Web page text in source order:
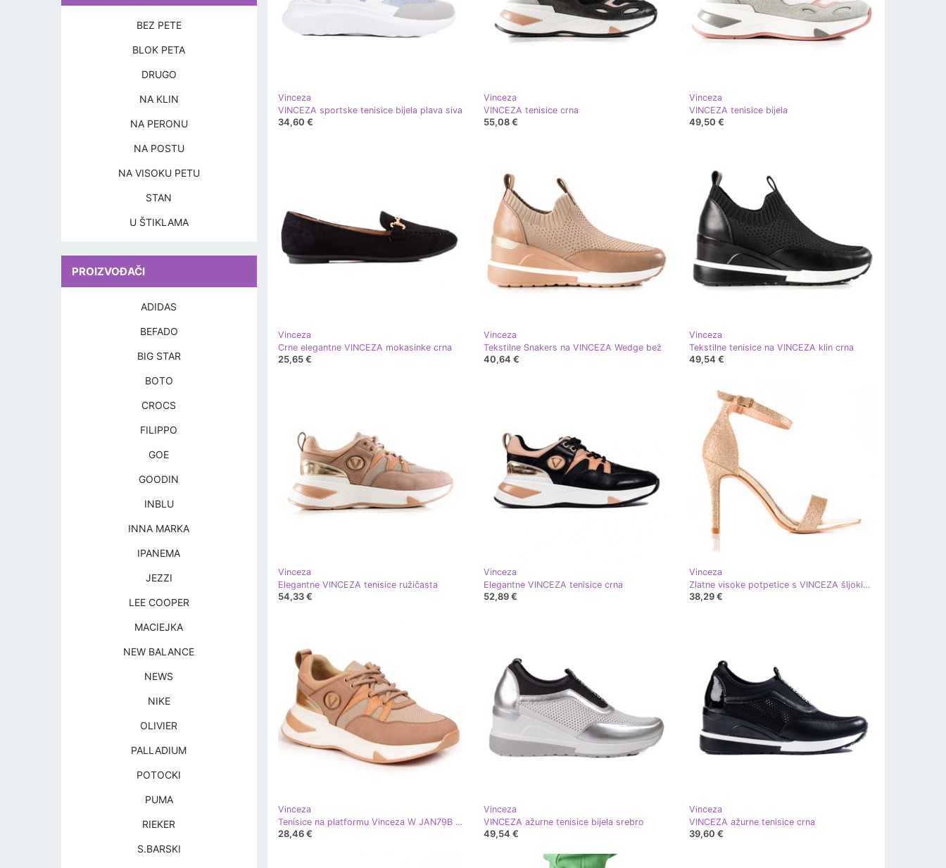
Vinceza
VINCEZA sportske tenisice bijela plava siva
34,60 €
Vinceza
VINCEZA tenisice crna
55,08 €
Vinceza
VINCEZA tenisice bijela
49,50 €
Vinceza
Crne elegantne VINCEZA mokasinke crna
25,65 €
Vinceza
Tekstilne Snakers na VINCEZA Wedge bež
40,64 €
Vinceza
Tekstilne tenisice na VINCEZA klin crna
49,54 €
Vinceza
Elegantne VINCEZA tenisice ružičasta
54,33 €
Vinceza
Elegantne VINCEZA tenisice crna
52,89 €
Vinceza
Zlatne visoke potpetice s VINCEZA šljokicama zlatni
38,29 €
Vinceza
Tenisice na platformu Vinceza W JAN79B prljavo roze ružičasta
28,46 €
Vinceza
VINCEZA ažurne tenisice bijela srebro
49,54 €
Vinceza
VINCEZA ažurne tenisice crna
39,60 €
BEZ PETE
BLOK PETA
DRUGO
NA KLIN
NA PERONU
NA POSTU
NA VISOKU PETU
STAN
U ŠTIKLAMA
PROIZVOĐAČI
ADIDAS
BEFADO
BIG STAR
BOTO
CROCS
FILIPPO
GOE
GOODIN
INBLU
INNA MARKA
IPANEMA
JEZZI
LEE COOPER
MACIEJKA
NEW BALANCE
NEWS
NIKE
OLIVIER
PALLADIUM
POTOCKI
PUMA
RIEKER
S.BARSKI